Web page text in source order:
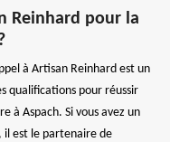
Reinhard pour la
à Artisan Reinhard est un
qualifications pour réussir
à Aspach. Si vous avez un
est le partenaire de